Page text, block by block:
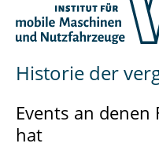
Historie der
Events an denen
hat